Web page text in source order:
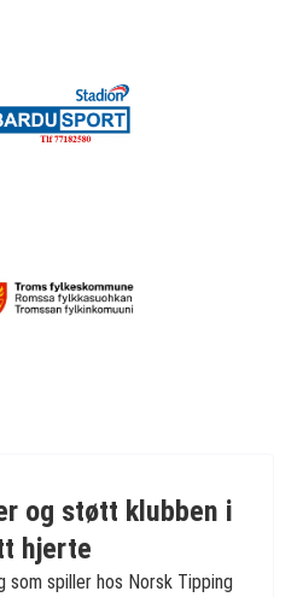
og støtt klubben i
hjerte
som spiller hos Norsk Tipping